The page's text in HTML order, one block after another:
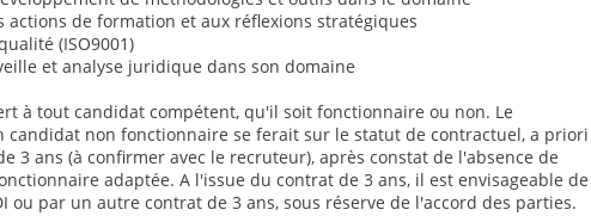
actions de formation et aux réflexions stratégiques
(ISO9001)
et analyse juridique dans son domaine
à tout candidat compétent, qu'il soit fonctionnaire ou non. Le
candidat non fonctionnaire se ferait sur le statut de contractuel, a priori
3 ans (à confirmer avec le recruteur), après constat de l'absence de
adaptée. A l'issue du contrat de 3 ans, il est envisageable de
ou par un autre contrat de 3 ans, sous réserve de l'accord des parties.